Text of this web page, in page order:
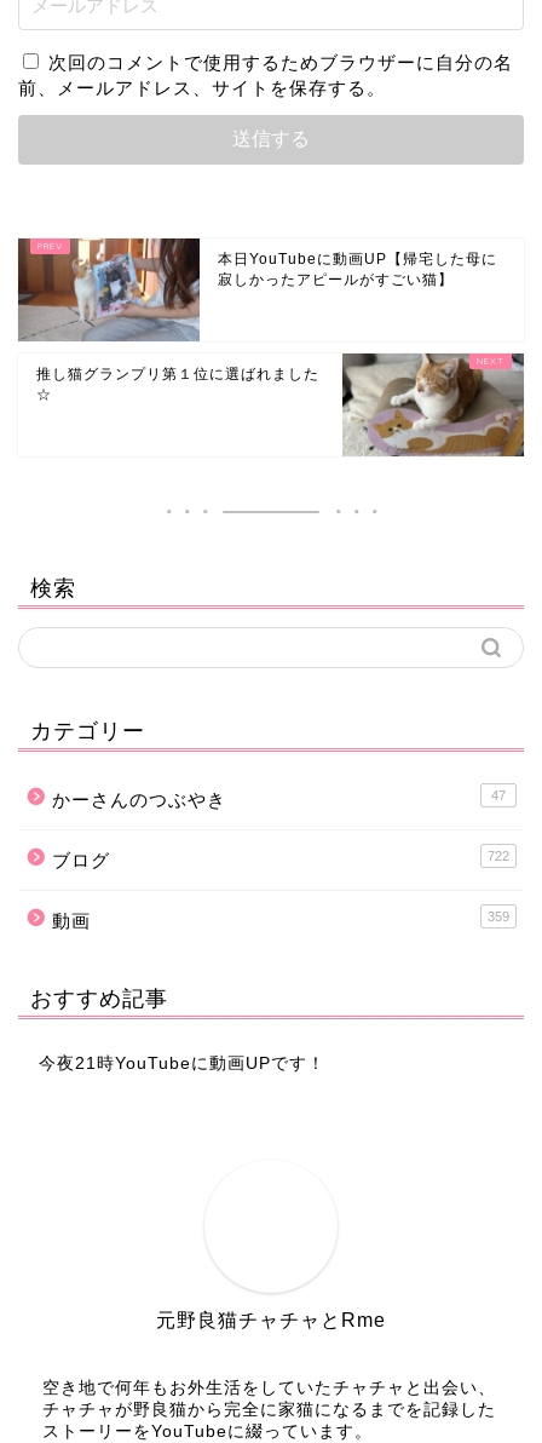
次回のコメントで使用するためブラウザーに自分の名
前、メールアドレス、サイトを保存する。
本日YouTubeに動画UP【帰宅した母に
寂しかったアピールがすごい猫】
推し猫グランプリ第１位に選ばれました
☆
検索
カテゴリー
かーさんのつぶやき 47
ブログ 722
動画 359
おすすめ記事
今夜21時YouTubeに動画UPです！
元野良猫チャチャとRme
空き地で何年もお外生活をしていたチャチャと出会い、
チャチャが野良猫から完全に家猫になるまでを記録した
ストーリーをYouTubeに綴っています。